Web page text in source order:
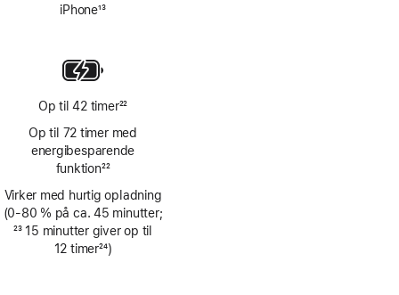
iPhone13
Op til 42 timer22
Op til 72 timer med
energi­­besparende
funktion22
Virker med hurtig opladning
(0‑80 % på ca. 45 minutter;
Fodnote
2315 minutter giver op til
12 timer24)